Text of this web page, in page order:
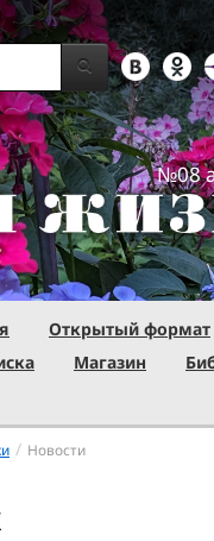
№08
Открытый формат
Магазин
/ Новости